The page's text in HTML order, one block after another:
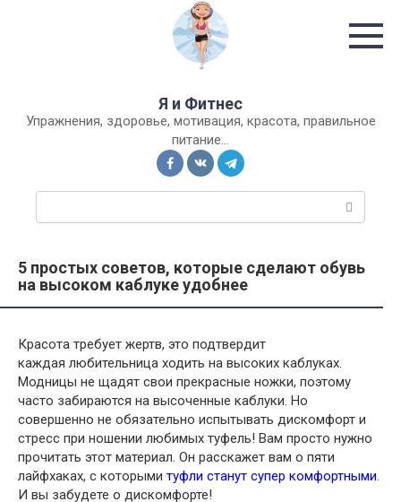
Я и Фитнес
Упражнения, здоровье, мотивация, красота, правильное
питание…
о
к
:
5 простых советов, которые сделают обувь
на высоком каблуке удобнее
Красота требует жертв, это подтвердит
каждая любительница ходить на высоких каблуках.
Модницы не щадят свои прекрасные ножки, поэтому
часто забираются на высоченные каблуки. Но
совершенно не обязательно испытывать дискомфорт и
стресс при ношении любимых туфель! Вам просто нужно
прочитать этот материал. Он расскажет вам о пяти
лайфхаках, с которыми туфли станут супер комфортными.
И вы забудете о дискомфорте!